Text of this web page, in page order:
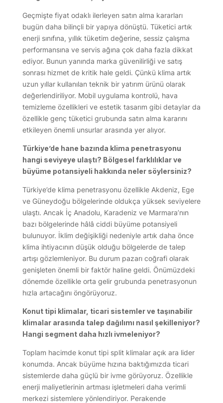
Geçmişte fiyat odaklı ilerleyen satın alma kararları
bugün daha bilinçli bir yapıya dönüştü. Tüketici artık
enerji sınıfına, yıllık tüketim değerine, sessiz çalışma
performansına ve servis ağına çok daha fazla dikkat
ediyor. Bunun yanında marka güvenilirliği ve satış
sonrası hizmet de kritik hale geldi. Çünkü klima artık
uzun yıllar kullanılan teknik bir yatırım ürünü olarak
değerlendiriliyor. Mobil uygulama kontrolü, hava
temizleme özellikleri ve estetik tasarım gibi detaylar da
özellikle genç tüketici grubunda satın alma kararını
etkileyen önemli unsurlar arasında yer alıyor.
Türkiye’de hane bazında klima penetrasyonu
hangi seviyeye ulaştı? Bölgesel farklılıklar ve
büyüme potansiyeli hakkında neler söylersiniz?
Türkiye’de klima penetrasyonu özellikle Akdeniz, Ege
ve Güneydoğu bölgelerinde oldukça yüksek seviyelere
ulaştı. Ancak İç Anadolu, Karadeniz ve Marmara’nın
bazı bölgelerinde hâlâ ciddi büyüme potansiyeli
bulunuyor. İklim değişikliği nedeniyle artık daha önce
klima ihtiyacının düşük olduğu bölgelerde de talep
artışı gözlemleniyor. Bu durum pazarı coğrafi olarak
genişleten önemli bir faktör haline geldi. Önümüzdeki
dönemde özellikle orta gelir grubunda penetrasyonun
hızla artacağını öngörüyoruz.
Konut tipi klimalar, ticari sistemler ve taşınabilir
klimalar arasında talep dağılımı nasıl şekilleniyor?
Hangi segment daha hızlı ivmeleniyor?
Toplam hacimde konut tipi split klimalar açık ara lider
konumda. Ancak büyüme hızına baktığımızda ticari
sistemlerde daha güçlü bir ivme görüyoruz. Özellikle
enerji maliyetlerinin artması işletmeleri daha verimli
merkezi sistemlere yönlendiriyor. Perakende